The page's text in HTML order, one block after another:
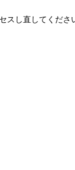
スし直してくださ